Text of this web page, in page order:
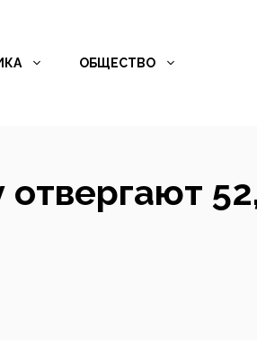
ОБЩЕСТВО
отвергают